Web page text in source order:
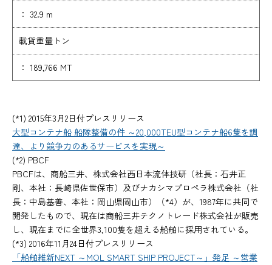
： 32.9 m
載貨重量トン
： 189,766 MT
(*1) 2015年3月2日付プレスリリース
大型コンテナ船 船隊整備の件 ～20,000TEU型コンテナ船6隻を調
達、より競争力のあるサービスを実現～
(*2) PBCF
PBCFは、商船三井、株式会社西日本流体技研（社長：石井正
剛、本社：長崎県佐世保市）及びナカシマプロペラ株式会社（社
長：中島基善、本社：岡山県岡山市）（*4）が、1987年に共同で
開発したもので、現在は商船三井テクノトレード株式会社が販売
し、現在までに全世界3,100隻を超える船舶に採用されている。
(*3) 2016年11月24日付プレスリリース
「船舶維新NEXT ～MOL SMART SHIP PROJECT～」発足 ～営業